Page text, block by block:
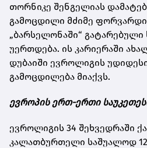
თორნიკე შენგელიას
გამოცდილი მძიმე
„ბარსელონაში“ გატარებული
უერთდება. ის კარიერაში
დუბაიში ევროლიგის
გამოცდილება მიაქვს.
ევროპის ერთ-ერთი
ევროლიგის 34 შეხვედრაში
კალათბურთელი საშუალოდ